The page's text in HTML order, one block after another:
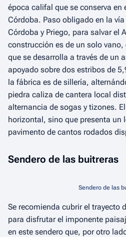
época califal que se conserva en
Córdoba. Paso obligado en la
Córdoba y Priego, para salvar el
construcción es de un solo
que se desarrolla a través de un
apoyado sobre dos estribos de
la fábrica es de sillería,
piedra caliza de cantera local
alternancia de sogas y tizones.
horizontal, sino que presenta un
pavimento de cantos rodados
Sendero de las buitreras
Sendero de las
Se recomienda cubrir el trayecto
para disfrutar el imponente
en este sendero que, por otro